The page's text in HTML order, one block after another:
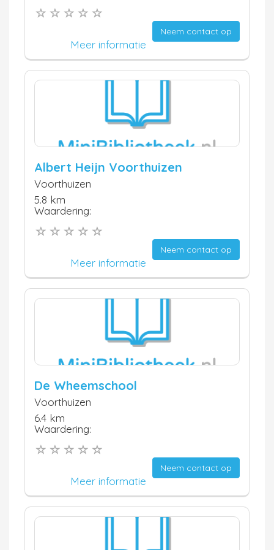
Neem contact op
Meer informatie
Albert Heijn Voorthuizen
Voorthuizen
5.8 km
Waardering:
Neem contact op
Meer informatie
De Wheemschool
Voorthuizen
6.4 km
Waardering:
Neem contact op
Meer informatie